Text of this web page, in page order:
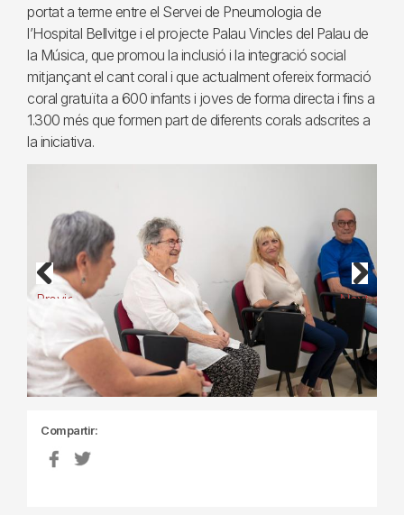
portat a terme entre el Servei de Pneumologia de
l’Hospital Bellvitge i el projecte Palau Vincles del Palau de
la Música, que promou la inclusió i la integració social
mitjançant el cant coral i que actualment ofereix formació
coral gratuïta a 600 infants i joves de forma directa i fins a
1.300 més que formen part de diferents corals adscrites a
la iniciativa.
Previous Next
Compartir: